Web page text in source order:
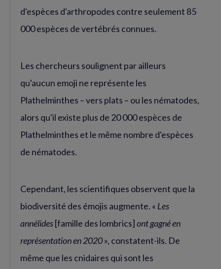
d'espèces d'arthropodes contre seulement 85
000 espèces de vertébrés connues.
Les chercheurs soulignent par ailleurs
qu'aucun emoji ne représente les
Plathelminthes – vers plats – ou les nématodes,
alors qu'il existe plus de 20 000 espèces de
Plathelminthes et le même nombre d'espèces
de nématodes.
Cependant, les scientifiques observent que la
biodiversité des émojis augmente. « Les
annélides[famille des lombrics]ont gagné en
représentation en 2020», constatent-ils. De
même que les cnidaires qui sont les